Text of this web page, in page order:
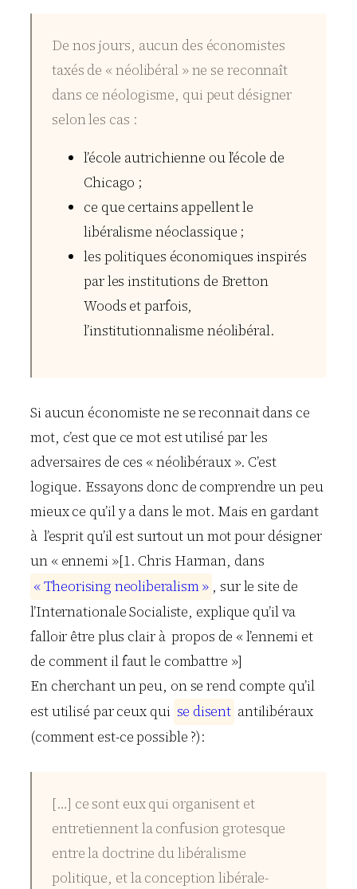
De nos jours, aucun des économistes
taxés de « néolibéral » ne se reconnaît
dans ce néologisme, qui peut désigner
selon les cas :
l’école autrichienne ou l’école de
Chicago ;
ce que certains appellent le
libéralisme néoclassique ;
les politiques économiques inspirés
par les institutions de Bretton
Woods et parfois,
l’institutionnalisme néolibéral.
Si aucun économiste ne se reconnait dans ce
mot, c’est que ce mot est utilisé par les
adversaires de ces « néolibéraux ». C’est
logique. Essayons donc de comprendre un peu
mieux ce qu’il y a dans le mot. Mais en gardant
à l’esprit qu’il est surtout un mot pour désigner
un « ennemi »[1. Chris Harman, dans
«Theorising neoliberalism» , sur le site de
l’Internationale Socialiste, explique qu’il va
falloir être plus clair à propos de « l’ennemi et
de comment il faut le combattre »]
En cherchant un peu, on se rend compte qu’il
est utilisé par ceux qui se disent antilibéraux
(comment est-ce possible ?):
[…] ce sont eux qui organisent et
entretiennent la confusion grotesque
entre la doctrine du libéralisme
politique, et la conception libérale-